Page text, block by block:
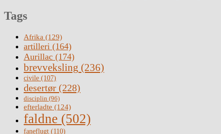
Tags
Afrika (129)
artilleri (164)
Aurillac (174)
brevveksling (236)
civile (107)
desertør (228)
disciplin (96)
efterladte (124)
faldne (502)
faneflugt (110)